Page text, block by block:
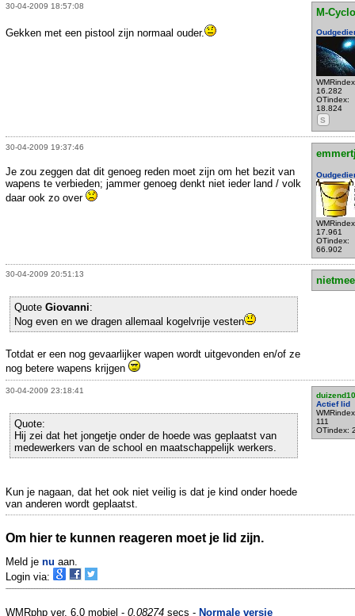
30-04-2009 18:57:08
M-
16.282
OTindex:
18.824
S
Gekken met een pistool zijn normaal ouder.
30-04-2009 19:37:46
17.961
OTindex:
66.902
Je zou zeggen dat dit genoeg reden moet zijn om het bezit van
wapens te verbieden; jammer genoeg denkt niet ieder land / volk
daar ook zo over
30-04-2009 20:51:13
Quote Giovanni:
Nog even en we dragen allemaal kogelvrije vesten
Totdat er een nog gevaarlijker wapen wordt uitgevonden en/of ze
nog betere wapens krijgen
30-04-2009 23:18:41
Actief lid
111
OTindex:
Quote:
Hij zei dat het jongetje onder de hoede was geplaatst van
medewerkers van de school en maatschappelijk werkers.
Kun je nagaan, dat het ook niet veilig is dat je kind onder hoede
van anderen wordt geplaatst.
Om hier te kunnen reageren moet je lid zijn.
Meld je nu aan.
Login via:
WMRphp ver. 6.0 mobiel - 0.08274 secs - Normale versie